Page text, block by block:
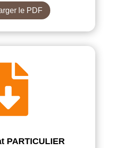
le PDF
PARTICULIER